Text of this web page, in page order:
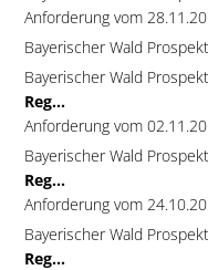
Anforderung vom
Bayerischer Wald
Bayerischer Wald
Reg...
Anforderung vom
Bayerischer Wald
Reg...
Anforderung vom
Bayerischer Wald
Reg...